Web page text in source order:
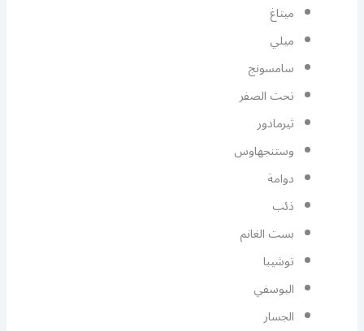
ميتاغ
ميلي
سامسونج
تحت الصفر
ثيرمادور
وستنجهاوس
دوامة
ذئب
بست الغانم
توشيبا
اليوسفي
الجسار